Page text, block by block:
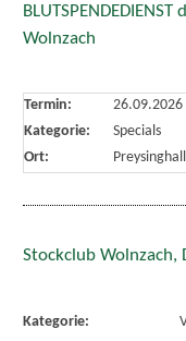
Wolnzach
Termin: 26.09.2026
Kategorie:
Specials
Ort:
Stockclub Wolnzach,
Kategorie: